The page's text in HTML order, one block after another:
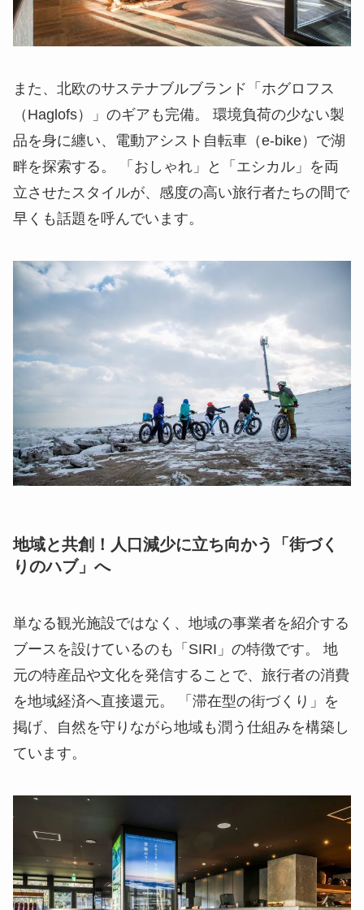
また、北欧のサステナブルブランド「ホグロフス
（Haglofs）」のギアも完備。 環境負荷の少ない製
品を身に纏い、電動アシスト自転車（e-bike）で湖
畔を探索する。 「おしゃれ」と「エシカル」を両
立させたスタイルが、感度の高い旅行者たちの間で
早くも話題を呼んでいます。
地域と共創！人口減少に立ち向かう「街づく
りのハブ」へ
単なる観光施設ではなく、地域の事業者を紹介する
ブースを設けているのも「SIRI」の特徴です。 地
元の特産品や文化を発信することで、旅行者の消費
を地域経済へ直接還元。 「滞在型の街づくり」を
掲げ、自然を守りながら地域も潤う仕組みを構築し
ています。